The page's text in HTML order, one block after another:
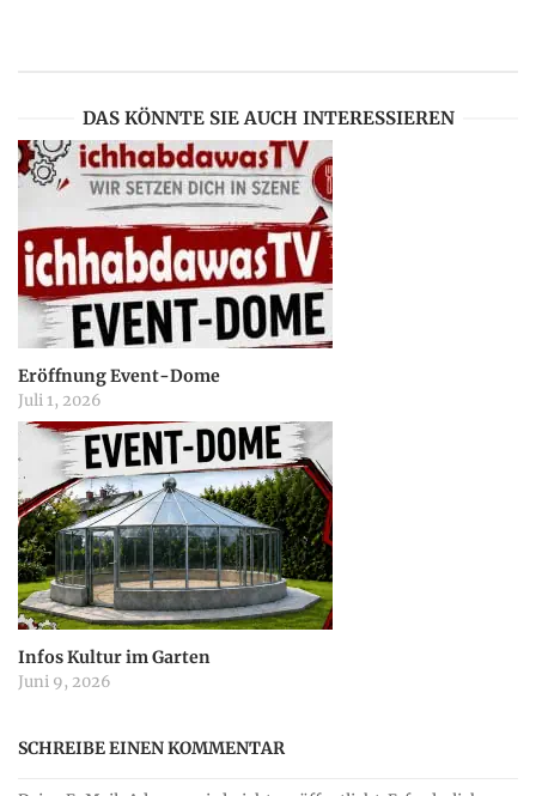
v
i
g
a
t
i
o
n
DAS KÖNNTE SIE AUCH INTERESSIEREN
Eröffnung Event-Dome
Juli 1, 2026
Infos Kultur im Garten
Juni 9, 2026
SCHREIBE EINEN KOMMENTAR